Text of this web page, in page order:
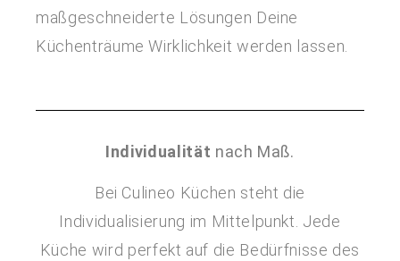
maßgeschneiderte Lösungen Deine
Küchenträume Wirklichkeit werden lassen.
Individualität nach Maß.
Bei Culineo Küchen steht die
Individualisierung im Mittelpunkt. Jede
Küche wird perfekt auf die Bedürfnisse des